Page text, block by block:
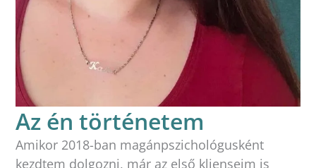
Az én történetem
Amikor 2018-ban magánpszichológusként
kezdtem dolgozni, már az első klienseim is